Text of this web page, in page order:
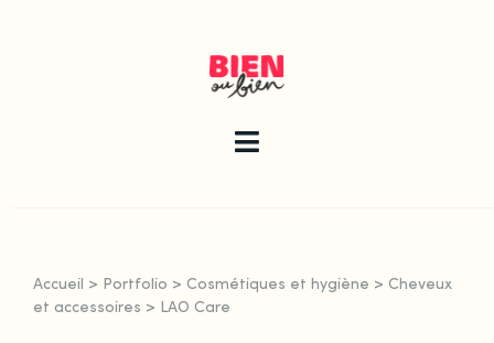
Toggle
Le guide
Accueil > Portfolio > Cosmétiques et hygiène > Cheveux
et accessoires > LAO Care